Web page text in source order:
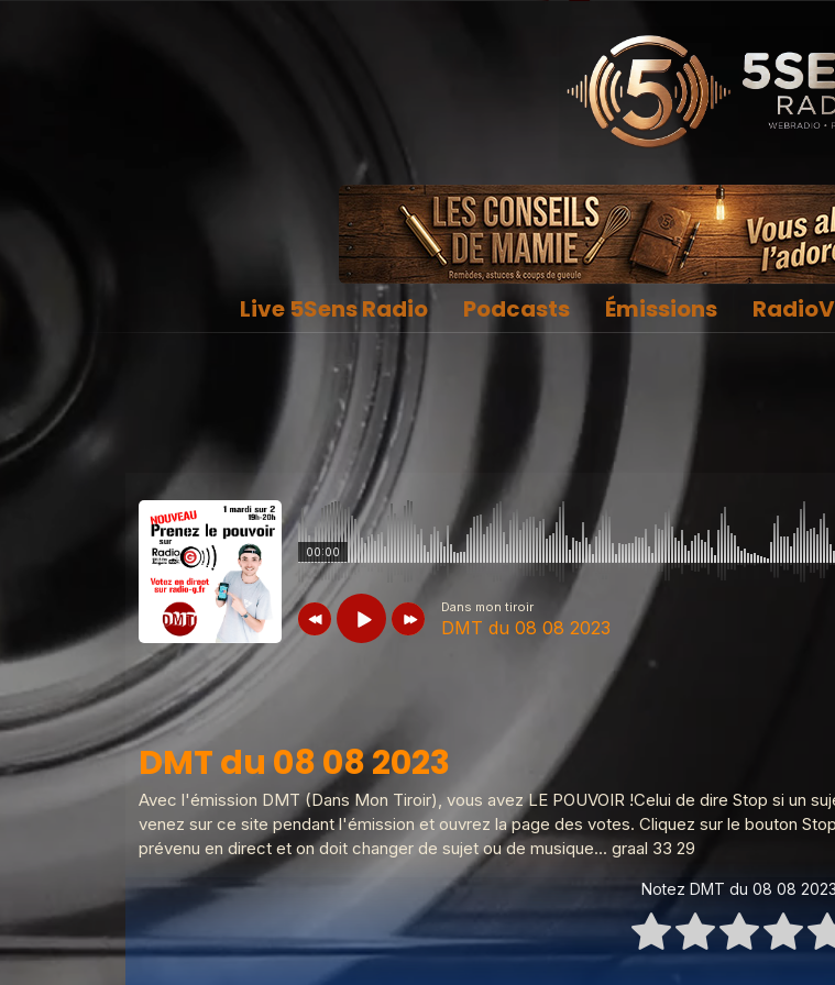
Live 5Sens Radio Podcasts Émissions
00:00
Dans mon tiroir
DMT du 08 08 2023
Dans mon tiroir
Dans mon tiroir Pilote dans mon tiroir 27 juin 2023
Dans mon tiroir DERNIERE DMT du 25 06 2024
Dans mon tiroir
DMT du 08 08 2023
Avec l'émission DMT (Dans Mon Tiroir), vous avez LE POUVOIR !Celui de dire Stop si un
venez sur ce site pendant l'émission et ouvrez la page des votes. Cliquez sur le bouton
prévenu en direct et on doit changer de sujet ou de musique... graal 33 29
Notez DMT du 08 08 2023